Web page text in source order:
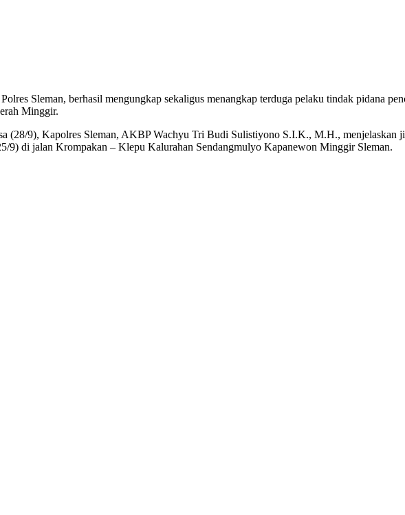
Sleman, berhasil mengungkap sekaligus menangkap terduga pelaku tindak pidana
Minggir.
(28/9), Kapolres Sleman, AKBP Wachyu Tri Budi Sulistiyono S.I.K., M.H., menjelaskan
9) di jalan Krompakan – Klepu Kalurahan Sendangmulyo Kapanewon Minggir Sleman.